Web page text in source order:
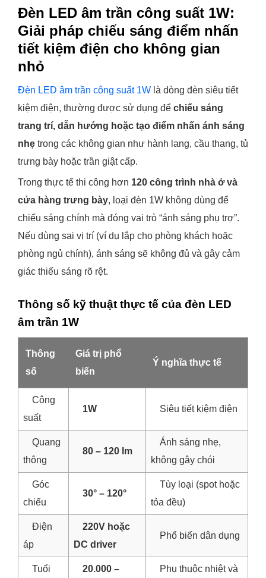
Đèn LED âm trần công suất 1W:
Giải pháp chiếu sáng điểm nhấn
tiết kiệm điện cho không gian
nhỏ
Đèn LED âm trần công suất 1W là dòng đèn siêu tiết
kiệm điện, thường được sử dụng để chiếu sáng
trang trí, dẫn hướng hoặc tạo điểm nhấn ánh sáng
nhẹ trong các không gian như hành lang, cầu thang, tủ
trưng bày hoặc trần giật cấp.
Trong thực tế thi công hơn 120 công trình nhà ở và
cửa hàng trưng bày, loại đèn 1W không dùng để
chiếu sáng chính mà đóng vai trò “ánh sáng phụ trợ”.
Nếu dùng sai vị trí (ví dụ lắp cho phòng khách hoặc
phòng ngủ chính), ánh sáng sẽ không đủ và gây cảm
giác thiếu sáng rõ rệt.
Thông số kỹ thuật thực tế của đèn LED
âm trần 1W
Thông
số
Giá trị phổ
biến
Ý nghĩa thực tế
Công
suất
1W Siêu tiết kiệm điện
Quang
thông
80 – 120 lm
Ánh sáng nhẹ,
không gây chói
Góc
chiếu
30° – 120°
Tùy loại (spot hoặc
tỏa đều)
Điện
áp
220V hoặc
DC driver
Phổ biến dân dụng
Tuổi 20.000 – Phụ thuộc nhiệt và